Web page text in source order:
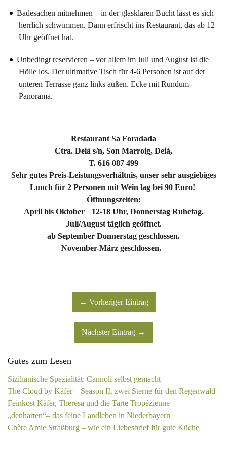
Badesachen mitnehmen – in der glasklaren Bucht lässt es sich
herrlich schwimmen. Dann erfrischt ins Restaurant, das ab 12
Uhr geöffnet hat.
Unbedingt reservieren – vor allem im Juli und August ist die
Hölle los. Der ultimative Tisch für 4-6 Personen ist auf der
unteren Terrasse ganz links außen. Ecke mit Rundum-
Panorama.
Restaurant Sa Foradada
Ctra. Deià s/n, Son Marroig, Deià,
T. 616 087 499
Sehr gutes Preis-Leistungsverhältnis, unser sehr ausgiebiges
Lunch für 2 Personen mit Wein lag bei 90 Euro!
Öffnungszeiten:
April bis Oktober 12-18 Uhr, Donnerstag Ruhetag.
Juli/August täglich geöffnet.
ab September Donnerstag geschlossen.
November-März geschlossen.
← Vorheriger Eintrag
Nächster Eintrag →
Gutes zum Lesen
Sizilianische Spezialität: Cannoli selbst gemacht
The Cloud by Käfer – Season II, zwei Sterne für den Regenwald
Feinkost Käfer, Theresa und die Tarte Tropézienne
„denharten“– das feine Landleben in Niederbayern
Chère Amie Straßburg – wie ein Liebesbrief für gute Küche